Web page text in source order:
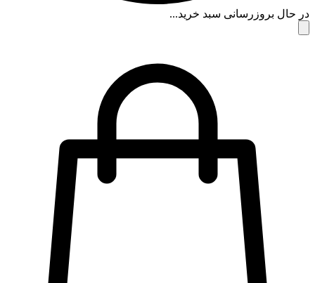
حال بروزرسانی سبد خرید...